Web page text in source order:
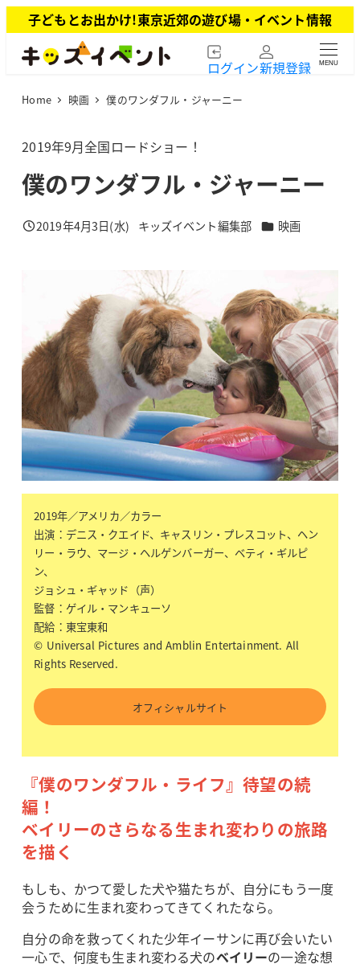
イ
子どもとお出かけ!東京近郊の遊び場・イベント情報
ログイン新規登録 MENU
Home 映画 僕のワンダフル・ジャーニー
2019年9月全国ロードショー！
僕のワンダフル・ジャーニー
投稿日
2019年4月3日(水)
著
キッズイベント編集部 カテゴリー
映画
2019年／アメリカ／カラー
出演：デニス・クエイド、キャスリン・プレスコット、ヘン
リー・ラウ、マージ・ヘルゲンバーガー、ベティ・ギルピ
ン、
ジョシュ・ギャッド（声）
監督：ゲイル・マンキューソ
配給：東宝東和
© Universal Pictures and Amblin Entertainment. All
Rights Reserved.
オフィシャルサイト
『僕のワンダフル・ライフ』待望の続
編！
ベイリーのさらなる生まれ変わりの旅路
を描く
もしも、かつて愛した犬や猫たちが、自分にもう一度
会うために生まれ変わってきてくれたなら。
自分の命を救ってくれた少年イーサンに再び会いたい
一心で、何度も生まれ変わる犬のベイリーの一途な想